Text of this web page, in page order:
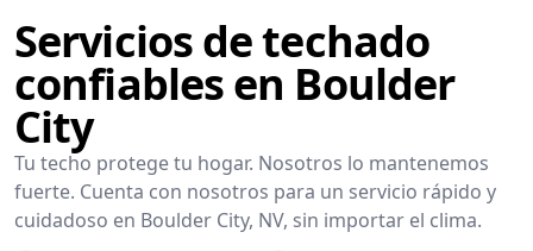
Servicios de techado
confiables en Boulder
City
Tu techo protege tu hogar. Nosotros lo mantenemos
fuerte. Cuenta con nosotros para un servicio rápido y
cuidadoso en Boulder City, NV, sin importar el clima.